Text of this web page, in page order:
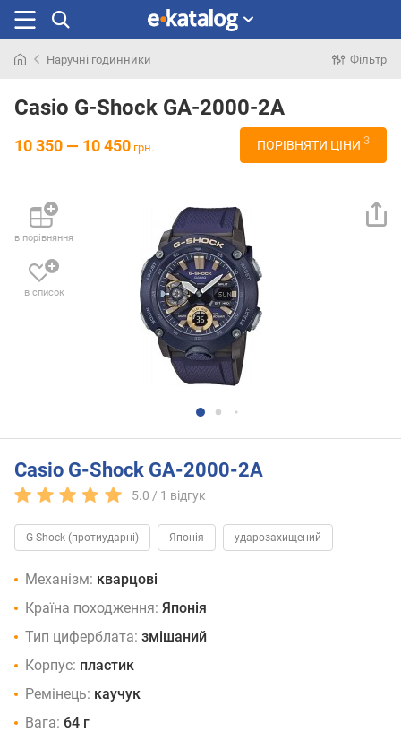
раніше
Наручні годинники Фільтр
Casio G-Shock GA-2000-2A
10 350 — 10 450 грн. ПОРІВНЯТИ ЦІНИ 3
в порівняння
в список
Casio G-Shock GA-2000-2A
5.0 / 1 відгук
G-Shock (протиударні) Японія ударозахищений
Механізм: кварцові
Країна походження: Японія
Тип циферблата: змішаний
Корпус: пластик
Ремінець: каучук
Вага: 64 г